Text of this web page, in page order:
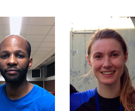
des
IDF
IDF
Assaut
Paris
Assaut
Championne IDF
Assaut